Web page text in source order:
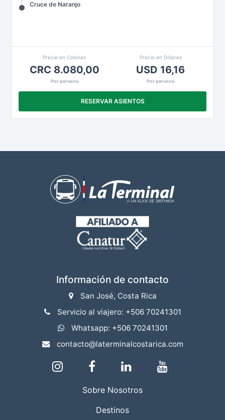
Cruce de Naranjo
Precio en Colones
CRC 8.080,00
Por persona
Precio en Dólares
USD 16,16
Por persona
RESERVAR ASIENTOS
Información de contacto
San José, Costa Rica
Servicio al viajero: +506 70241301
Whatsapp: +506 70241301
contacto@laterminalcostarica.com
Sobre Nosotros
Destinos